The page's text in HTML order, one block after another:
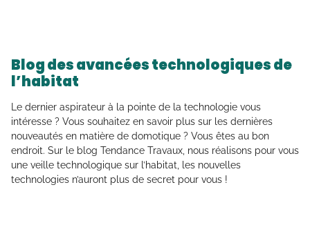
Blog des avancées technologiques de
l’habitat
Le dernier aspirateur à la pointe de la technologie vous
intéresse ? Vous souhaitez en savoir plus sur les dernières
nouveautés en matière de domotique ? Vous êtes au bon
endroit. Sur le blog Tendance Travaux, nous réalisons pour vous
une veille technologique sur l’habitat, les nouvelles
technologies n’auront plus de secret pour vous !